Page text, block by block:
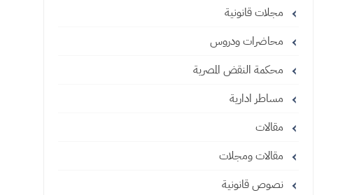
مجلات قانونية
محاضرات ودروس
محكمة النقض المصرية
مساطر ادارية
مقالات
مقالات ومجلات
نصوص قانونية